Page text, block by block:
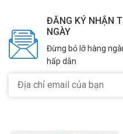
ĐĂNG KÝ NHẬN
NGÀY
Đừng bỏ lỡ hàng
hấp dẫn